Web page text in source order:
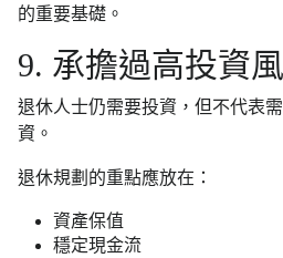
的重要基礎。
9. 承擔過高投資
退休人士仍需要投資，但不代表
資。
退休規劃的重點應放在：
資產保值
穩定現金流